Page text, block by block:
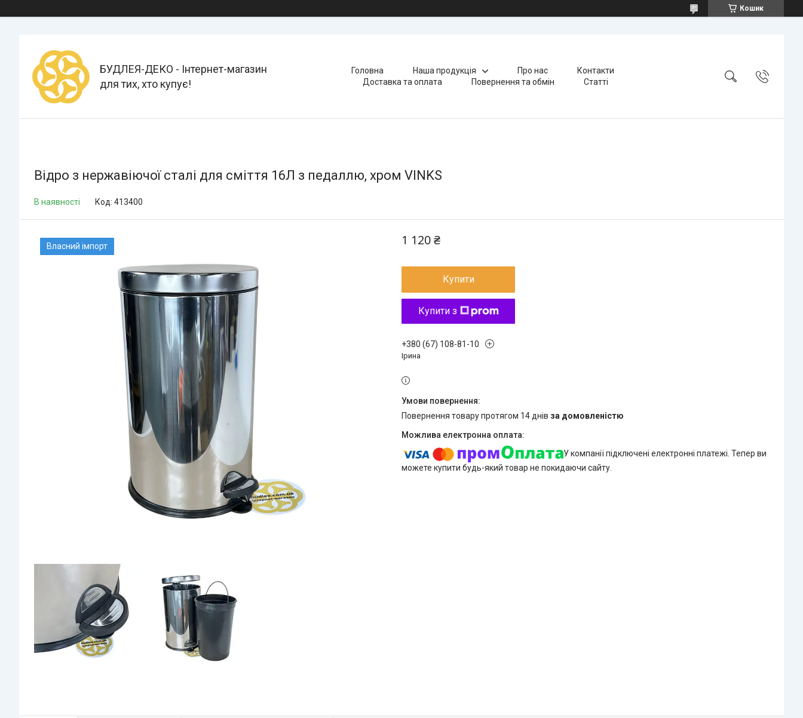
Кошик
БУДЛЕЯ-ДЕКО - Інтернет-магазин
для тих, хто купує!
Головна Наша продукція Про нас
Контакти
Доставка та оплата
Повернення та обмін Статті
Відро з нержавіючої сталі для сміття 16Л з педаллю, хром VINKS
В наявності Код: 413400
Власний імпорт 1 120 ₴
Купити
Купити з
+380 (67) 108-81-10
Ірина
повернення товару протягом 14 днів за домовленістю
У компанії підключені електронні платежі. Тепер ви
можете купити будь-який товар не покидаючи сайту.